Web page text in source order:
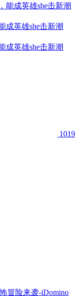
成英雄she击新潮
成英雄she击新潮
1019